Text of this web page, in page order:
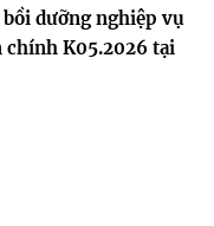
dưỡng nghiệp vụ
chính K05.2026 tại